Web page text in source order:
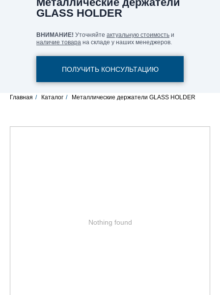
GLASS HOLDER
ВНИМАНИЕ! Уточняйте актуальную стоимость и
наличие товара на складе у наших менеджеров.
ПОЛУЧИТЬ КОНСУЛЬТАЦИЮ
Главная / Каталог / Металлические держатели GLASS HOLDER
Nothing found